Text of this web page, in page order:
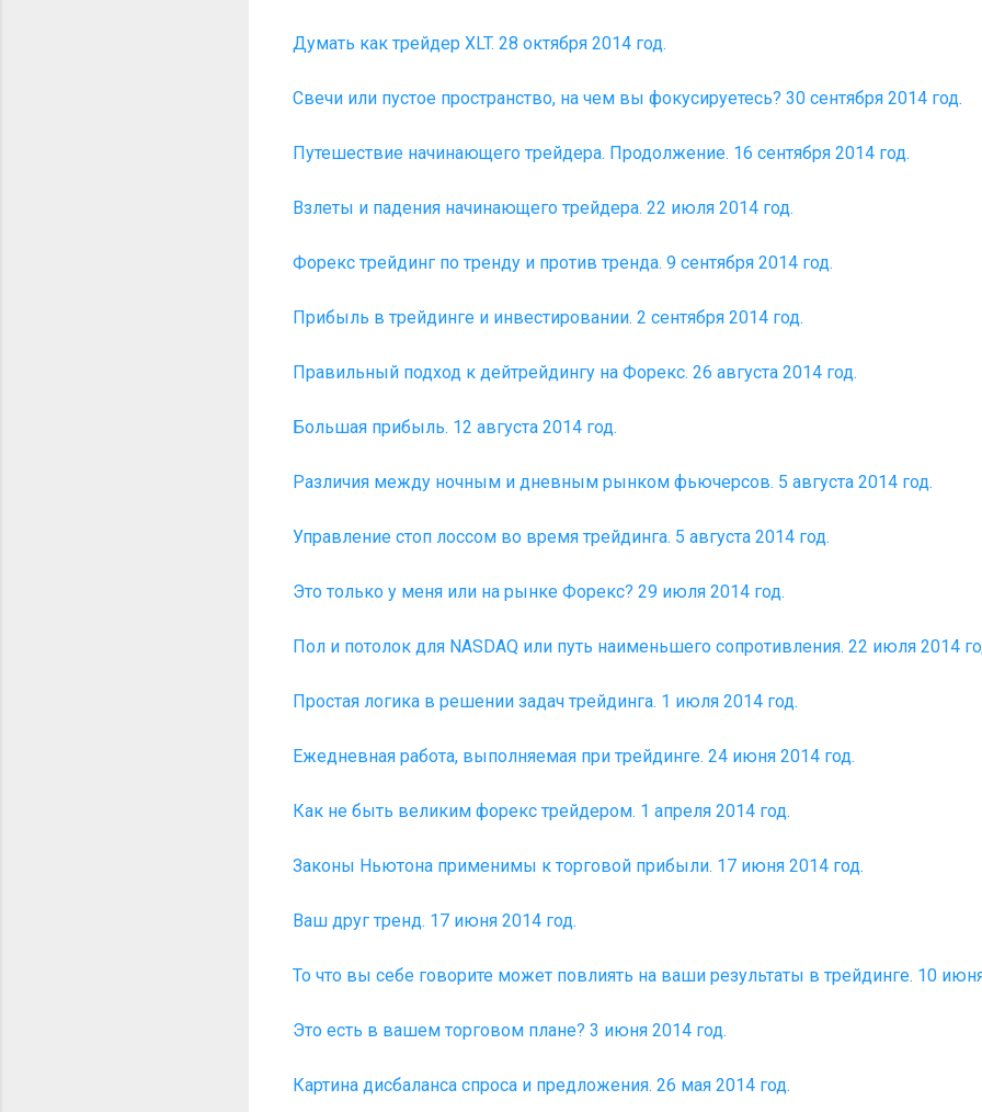
Думать как трейдер XLT. 28 октября 2014 год.
Свечи или пустое пространство, на чем вы фокусируетесь? 30 сентября 2014 год.
Путешествие начинающего трейдера. Продолжение. 16 сентября 2014 год.
Взлеты и падения начинающего трейдера. 22 июля 2014 год.
Форекс трейдинг по тренду и против тренда. 9 сентября 2014 год.
Прибыль в трейдинге и инвестировании. 2 сентября 2014 год.
Правильный подход к дейтрейдингу на Форекс. 26 августа 2014 год.
Большая прибыль. 12 августа 2014 год.
Различия между ночным и дневным рынком фьючерсов. 5 августа 2014 год.
Управление стоп лоссом во время трейдинга. 5 августа 2014 год.
Это только у меня или на рынке Форекс? 29 июля 2014 год.
Пол и потолок для NASDAQ или путь наименьшего сопротивления. 22 июля 2014
Простая логика в решении задач трейдинга. 1 июля 2014 год.
Ежедневная работа, выполняемая при трейдинге. 24 июня 2014 год.
Как не быть великим форекс трейдером. 1 апреля 2014 год.
Законы Ньютона применимы к торговой прибыли. 17 июня 2014 год.
Ваш друг тренд. 17 июня 2014 год.
То что вы себе говорите может повлиять на ваши результаты в трейдинге. 10
Это есть в вашем торговом плане? 3 июня 2014 год.
Картина дисбаланса спроса и предложения. 26 мая 2014 год.